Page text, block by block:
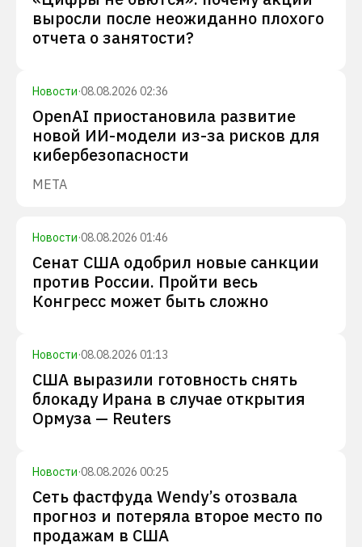
выросли после неожиданно плохого
отчета о занятости?
Новости·08.08.2026 02:36
OpenAI приостановила развитие
новой ИИ-модели из-за рисков для
кибербезопасности
META
Новости·08.08.2026 01:46
Сенат США одобрил новые санкции
против России. Пройти весь
Конгресс может быть сложно
Новости·08.08.2026 01:13
США выразили готовность снять
блокаду Ирана в случае открытия
Ормуза — Reuters
Новости·08.08.2026 00:25
Сеть фастфуда Wendy’s отозвала
прогноз и потеряла второе место по
продажам в США